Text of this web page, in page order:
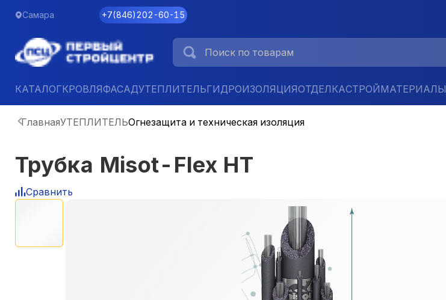
Самара +7(846)202-60-15
КАТАЛОГКРОВЛЯФАСАДУТЕПЛИТЕЛЬГИДРОИЗОЛЯЦИЯОТДЕЛКАСТРОЙМАТЕРИАЛЫ
ГлавнаяУТЕПЛИТЕЛЬОгнезащита и техническая изоляция
Трубка Misot-Flex HT
Сравнить